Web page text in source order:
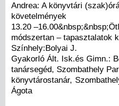
Andrea: A könyvtári
követelmények
13.20
módszertan – tapasztalatok
Színhely:Bolyai J.
Gyakorló Ált. Isk.és Gimn.:
tanársegéd, Szombathely
könyvtárostanár,
Ágota